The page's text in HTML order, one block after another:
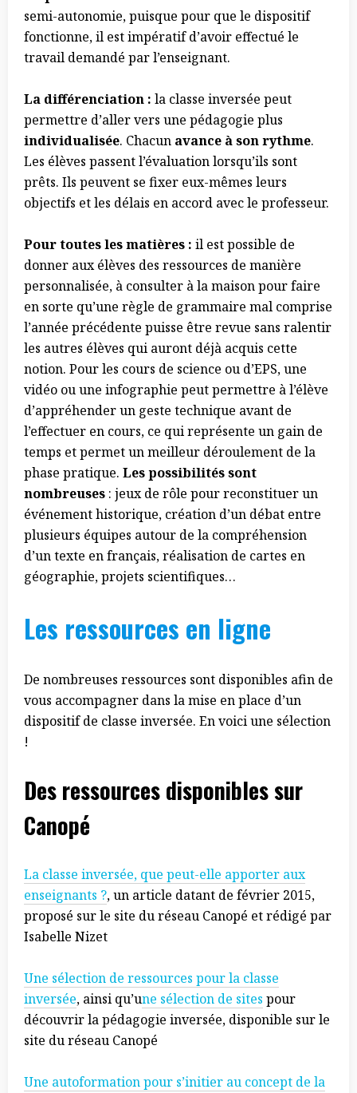
semi-autonomie, puisque pour que le dispositif
fonctionne, il est impératif d’avoir effectué le
travail demandé par l’enseignant.
La différenciation : la classe inversée peut
permettre d’aller vers une pédagogie plus
individualisée. Chacun avance à son rythme.
Les élèves passent l’évaluation lorsqu’ils sont
prêts. Ils peuvent se fixer eux-mêmes leurs
objectifs et les délais en accord avec le professeur.
Pour toutes les matières : il est possible de
donner aux élèves des ressources de manière
personnalisée, à consulter à la maison pour faire
en sorte qu’une règle de grammaire mal comprise
l’année précédente puisse être revue sans ralentir
les autres élèves qui auront déjà acquis cette
notion. Pour les cours de science ou d’EPS, une
vidéo ou une infographie peut permettre à l’élève
d’appréhender un geste technique avant de
l’effectuer en cours, ce qui représente un gain de
temps et permet un meilleur déroulement de la
phase pratique. Les possibilités sont
nombreuses : jeux de rôle pour reconstituer un
événement historique, création d’un débat entre
plusieurs équipes autour de la compréhension
d’un texte en français, réalisation de cartes en
géographie, projets scientifiques…
Les ressources en ligne
De nombreuses ressources sont disponibles afin de
vous accompagner dans la mise en place d’un
dispositif de classe inversée. En voici une sélection
!
Des ressources disponibles sur
Canopé
La classe inversée, que peut-elle apporter aux
enseignants ?, un article datant de février 2015,
proposé sur le site du réseau Canopé et rédigé par
Isabelle Nizet
Une sélection de ressources pour la classe
inversée, ainsi qu’une sélection de sites pour
découvrir la pédagogie inversée, disponible sur le
site du réseau Canopé
Une autoformation pour s’initier au concept de la